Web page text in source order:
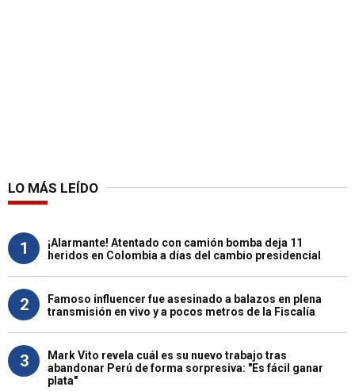
LO MÁS LEÍDO
1
¡Alarmante! Atentado con camión bomba deja 11
heridos en Colombia a días del cambio presidencial
2
Famoso influencer fue asesinado a balazos en plena
transmisión en vivo y a pocos metros de la Fiscalía
3
Mark Vito revela cuál es su nuevo trabajo tras
abandonar Perú de forma sorpresiva: "Es fácil ganar
plata"